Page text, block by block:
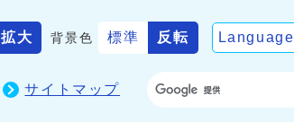
拡大 背景色 標準 反転 Language
サイトマップ